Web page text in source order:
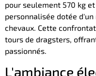
pour seulement 570 kg
personnalisée dotée
chevaux. Cette
tours de dragsters,
passionnés.
L'ambiance